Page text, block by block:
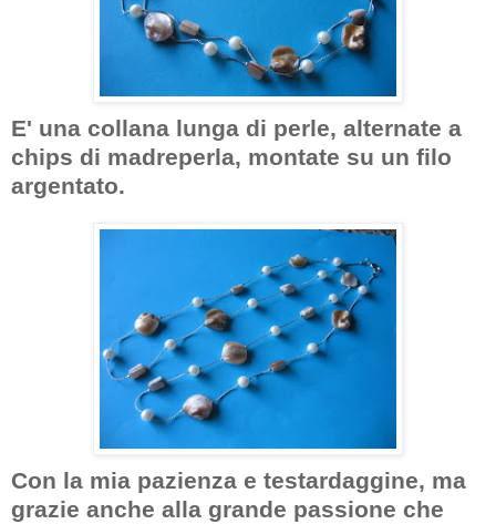
E' una collana lunga di perle, alternate a
chips di madreperla, montate su un filo
argentato.
Con la mia pazienza e testardaggine, ma
grazie anche alla grande passione che